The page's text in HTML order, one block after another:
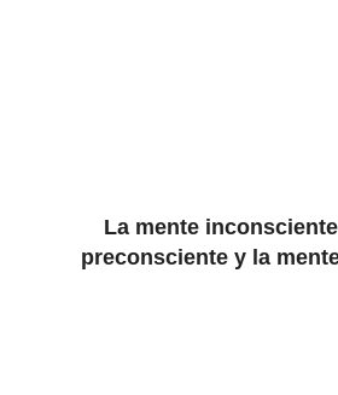
La mente
preconsciente y la